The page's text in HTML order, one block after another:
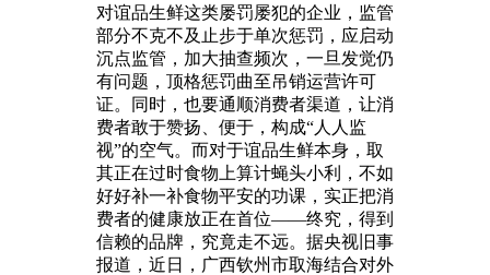
对谊品生鲜这类屡罚屡犯的企业，监管
部分不克不及止步于单次惩罚，应启动
沉点监管，加大抽查频次，一旦发觉仍
有问题，顶格惩罚曲至吊销运营许可
证。同时，也要通顺消费者渠道，让消
费者敢于赞扬、便于，构成“人人监
视”的空气。而对于谊品生鲜本身，取
其正在过时食物上算计蝇头小利，不如
好好补一补食物平安的功课，实正把消
费者的健康放正在首位——终究，得到
信赖的品牌，究竟走不远。据央视旧事
报道，近日，广西钦州市取海结合对外